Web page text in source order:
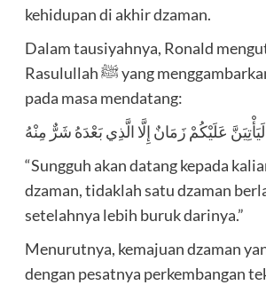
kehidupan di akhir dzaman.
Dalam tausiyahnya, Ronald
Rasulullah ﷺ yang menggambarkan kondisi umat
pada masa mendatang:
لَيَأْتِيَنَّ عَلَيْكُمْ زَمَانٌ إِلَّا الَّذِي بَعْدَهُ شَرٌّ مِنْهُ
“Sungguh akan datang kepada
dzaman, tidaklah satu dzaman
setelahnya lebih buruk darinya.”
Menurutnya, kemajuan dzaman
dengan pesatnya perkembangan